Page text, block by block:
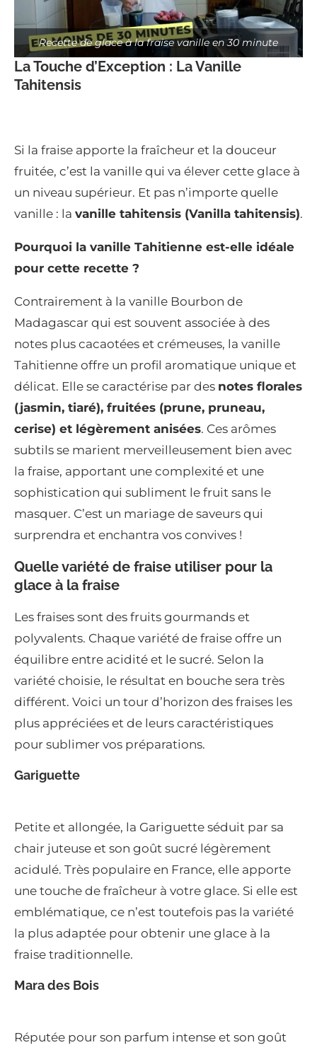
Recette de glace à la fraise vanille en 30 minute
La Touche d’Exception : La Vanille
Tahitensis
Si la fraise apporte la fraîcheur et la douceur
fruitée, c’est la vanille qui va élever cette glace à
un niveau supérieur. Et pas n’importe quelle
vanille : la vanille tahitensis (Vanilla tahitensis).
Pourquoi la vanille Tahitienne est-elle idéale
pour cette recette ?
Contrairement à la vanille Bourbon de
Madagascar qui est souvent associée à des
notes plus cacaotées et crémeuses, la vanille
Tahitienne offre un profil aromatique unique et
délicat. Elle se caractérise par des notes florales
(jasmin, tiaré), fruitées (prune, pruneau,
cerise) et légèrement anisées. Ces arômes
subtils se marient merveilleusement bien avec
la fraise, apportant une complexité et une
sophistication qui subliment le fruit sans le
masquer. C’est un mariage de saveurs qui
surprendra et enchantra vos convives !
Quelle variété de fraise utiliser pour la
glace à la fraise
Les fraises sont des fruits gourmands et
polyvalents. Chaque variété de fraise offre un
équilibre entre acidité et le sucré. Selon la
variété choisie, le résultat en bouche sera très
différent. Voici un tour d’horizon des fraises les
plus appréciées et de leurs caractéristiques
pour sublimer vos préparations.
Gariguette
Petite et allongée, la Gariguette séduit par sa
chair juteuse et son goût sucré légèrement
acidulé. Très populaire en France, elle apporte
une touche de fraîcheur à votre glace. Si elle est
emblématique, ce n’est toutefois pas la variété
la plus adaptée pour obtenir une glace à la
fraise traditionnelle.
Mara des Bois
Réputée pour son parfum intense et son goût